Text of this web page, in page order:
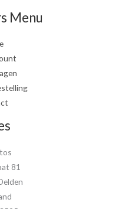
Menu
81